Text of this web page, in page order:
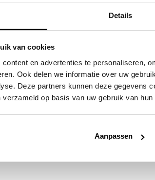
Details
van cookies
en advertenties te personaliseren,
Ook delen we informatie over uw
Deze partners kunnen deze gegevens
op basis van uw gebruik van
Aanpassen